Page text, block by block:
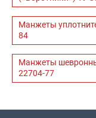
Манжеты
84
Манжеты
22704-77